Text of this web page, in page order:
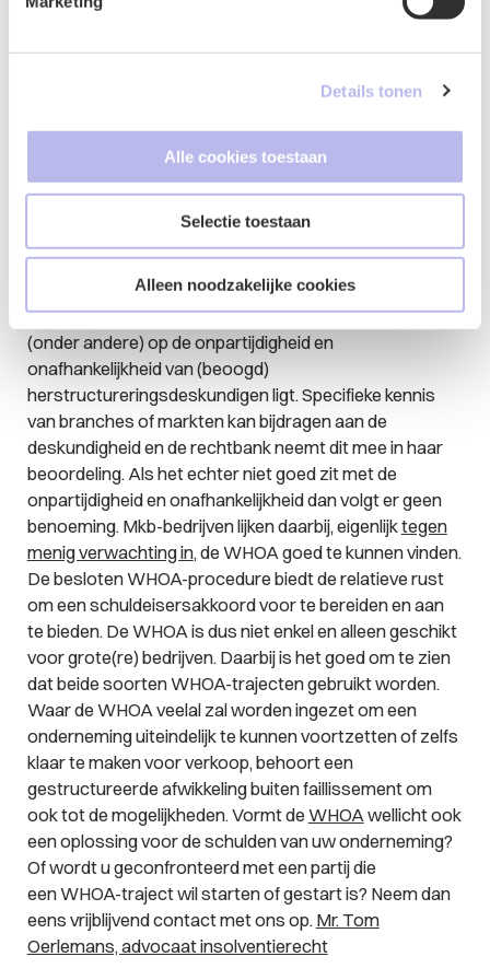
Details tonen
Alle cookies toestaan
Selectie toestaan
Alleen noodzakelijke cookies
de Insolventieverordening namelijk automatisch erkend
procedure. Dit maakt dat de openbare procedure vaak
bedrijven/multinationals, terwijl mkb-bedrijven naar
relatieve rust die de besloten procedure biedt.
Conclusie
Uit de eerste zes uitspraken over de WHOA valt met
name af te leiden dat de focus van de rechtbanken
(onder andere) op de onpartijdigheid en
onafhankelijkheid van (beoogd)
herstructureringsdeskundigen ligt. Specifieke kennis
van branches of markten kan bijdragen aan de
deskundigheid en de rechtbank neemt dit mee in haar
beoordeling. Als het echter niet goed zit met de
onpartijdigheid en onafhankelijkheid dan volgt er geen
benoeming. Mkb-bedrijven lijken daarbij, eigenlijktegen
menig verwachting in, de WHOA goed te kunnen vinden.
De besloten WHOA-procedure biedt de relatieve rust
om een schuldeisersakkoord voor te bereiden en aan
te bieden. De WHOA is dus niet enkel en alleen geschikt
voor grote(re) bedrijven. Daarbij is het goed om te zien
dat beide soorten WHOA-trajecten gebruikt worden.
Waar de WHOA veelal zal worden ingezet om een
onderneming uiteindelijk te kunnen voortzetten of zelfs
klaar te maken voor verkoop, behoort een
gestructureerde afwikkeling buiten faillissement om
ook tot de mogelijkheden. Vormt de WHOAwellicht ook
een oplossing voor de schulden van uw onderneming?
Of wordt u geconfronteerd met een partij die
een WHOA-traject wil starten of gestart is? Neem dan
eens vrijblijvend contact met ons op. Mr. Tom
Oerlemans, advocaat insolventierecht